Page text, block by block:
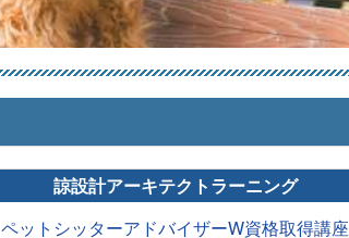
諒設計アーキテクトラーニング
ペットシッターアドバイザーW資格取得講座